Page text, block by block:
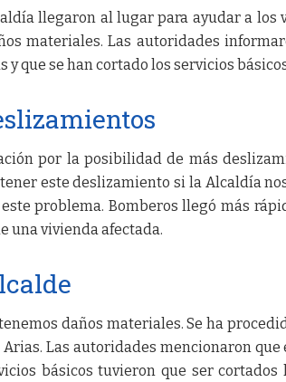
llegaron al lugar para ayudar a los
materiales. Las autoridades
que se han cortado los servicios
por la posibilidad de más
este deslizamiento si la Alcaldía
problema. Bomberos llegó más
una vivienda afectada.
daños materiales. Se ha
Arias. Las autoridades mencionaron
básicos tuvieron que ser cortados